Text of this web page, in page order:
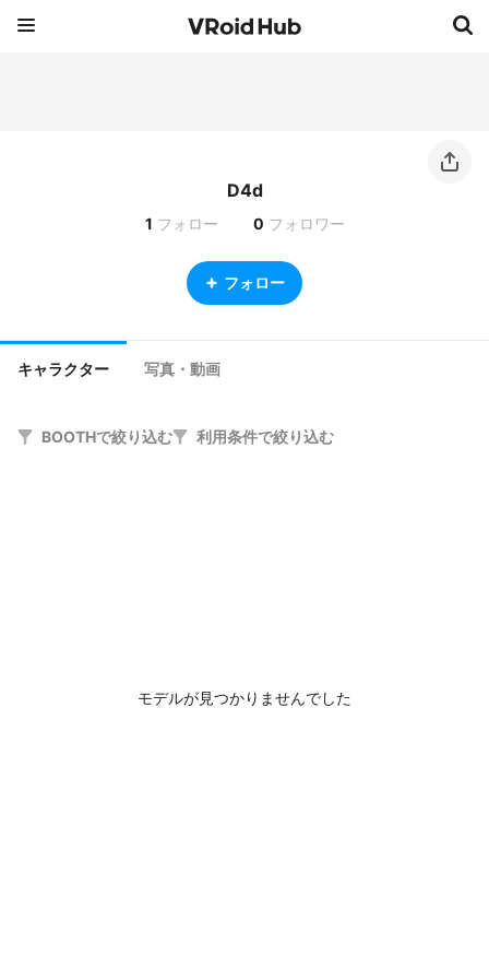
D4d
1 フォロー 0 フォロワー
フォロー
キャラクター 写真・動画
BOOTHで絞り込む 利用条件で絞り込む
モデルが見つかりませんでした